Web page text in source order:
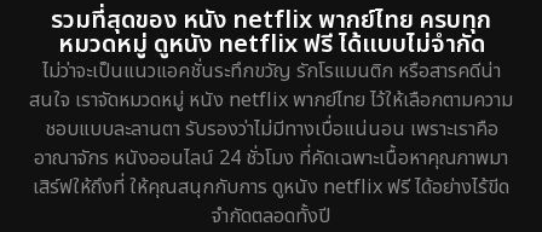
HBO GO 7
HBO Max 1
Heist 5
Historical 25
รวมที่สุดของ หนัง netflix พากย์ไทย ครบทุก
หมวดหมู่ ดูหนัง netflix ฟรี ได้แบบไม่จำกัด
ไม่ว่าจะเป็นแนวแอคชั่นระทึกขวัญ รักโรแมนติก หรือสารคดีน่า
สนใจ เราจัดหมวดหมู่ หนัง netflix พากย์ไทย ไว้ให้เลือกตามความ
ชอบแบบละลานตา รับรองว่าไม่มีทางเบื่อแน่นอน เพราะเราคือ
อาณาจักร หนังออนไลน์ 24 ชั่วโมง ที่คัดเฉพาะเนื้อหาคุณภาพมา
เสิร์ฟให้ถึงที่ ให้คุณสนุกกับการ ดูหนัง netflix ฟรี ได้อย่างไร้ขีด
จำกัดตลอดทั้งปี